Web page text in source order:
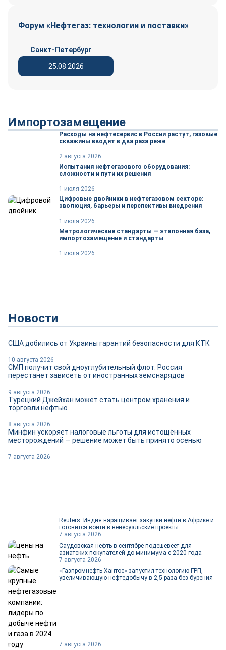
Форум «Нефтегаз: технологии и поставки»
25.08.2026
Санкт-Петербург
Импортозамещение
Расходы на нефтесервис в России растут, газовые
скважины вводят в два раза реже
2 августа 2026
Испытания нефтегазового оборудования:
сложности и пути их решения
1 июля 2026
Цифровые двойники в нефтегазовом секторе:
эволюция, барьеры и перспективы внедрения
1 июля 2026
Метрологические стандарты — эталонная база,
импортозамещение и стандарты
1 июля 2026
Новости
США добились от Украины гарантий безопасности для КТК
10 августа 2026
СМП получит свой дноуглубительный флот: Россия
перестанет зависеть от иностранных земснарядов
9 августа 2026
Турецкий Джейхан может стать центром хранения и
торговли нефтью
8 августа 2026
Минфин ускоряет налоговые льготы для истощённых
месторождений — решение может быть принято осенью
7 августа 2026
Reuters: Индия наращивает закупки нефти в Африке и
готовится войти в венесуэльские проекты
7 августа 2026
Саудовская нефть в сентябре подешевеет для
азиатских покупателей до минимума с 2020 года
7 августа 2026
«Газпромнефть-Хантос» запустил технологию ГРП,
увеличивающую нефтедобычу в 2,5 раза без бурения
7 августа 2026